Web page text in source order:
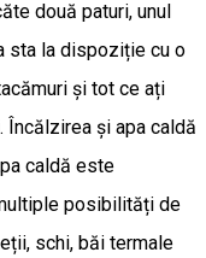
două paturi, unul
sta la dispoziție cu o
și tot ce ați
Încălzirea și apa caldă
caldă este
posibilități de
schi, băi termale